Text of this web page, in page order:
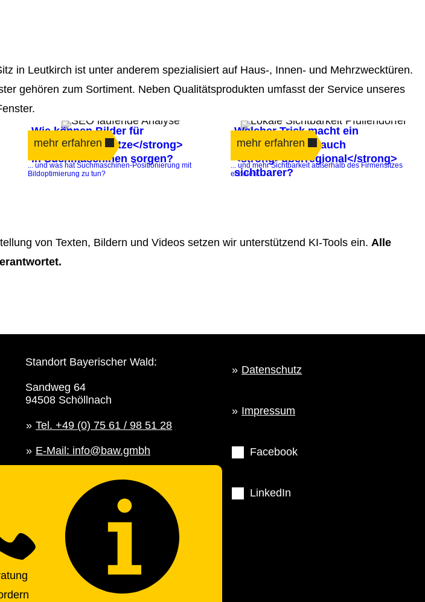
in Leutkirch ist unter anderem spezialisiert auf Haus-, Innen- und Mehrzwecktüren.
gehören zum Sortiment. Neben Qualitätsprodukten umfasst der Service unseres
Wie können Bilder für
<strong>Top-Plätze</strong>
in Suchmaschinen sorgen?
mehr erfahren
... und was hat Suchmaschinen-Positionierung mit
Bildoptimierung zu tun?
Welcher Trick macht ein
lokales Angebot auch
<strong>überregional</strong>
sichtbarer?
mehr erfahren
... und mehr Sichtbarkeit außerhalb des Firmensitzes
erzielen!
von Texten, Bildern und Videos setzen wir unterstützend KI‑Tools ein. Alle
Standort Bayerischer Wald:
Sandweg 64
94508 Schöllnach
Tel. +49 (0) 75 61 / 98 51 28
E-Mail: info@baw.gmbh
Datenschutz
Impressum
Facebook
LinkedIn